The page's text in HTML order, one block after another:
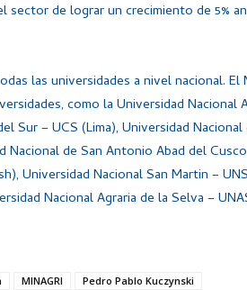
sector de lograr un crecimiento de 5%
las universidades a nivel nacional.
como la Universidad Nacional
Sur – UCS (Lima), Universidad
Nacional de San Antonio Abad del
Universidad Nacional San Martin –
Nacional Agraria de la Selva –
MINAGRI Pedro Pablo Kuczynski